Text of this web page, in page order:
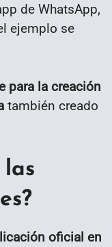
de WhatsApp,
ejemplo se
para la creación
también creado
las
oficial en